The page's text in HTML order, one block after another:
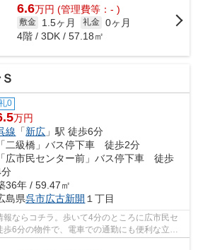
6.6万円 (管理費等：- )
敷金 1.5ヶ月 礼金 0ヶ月
4階 / 3DK / 57.18㎡
0
万円
線 「新広 」駅 徒歩6分
「二級橋」バス停下車 徒歩2分
「広市民センター前」バス停下車 徒歩
36年 / 59.47㎡
島県呉市広古新開 １丁目
ならコチラ。歩いて4分のところに広市民セ
6分の物件で、電車での通勤にも便利な立地
くに住む予...